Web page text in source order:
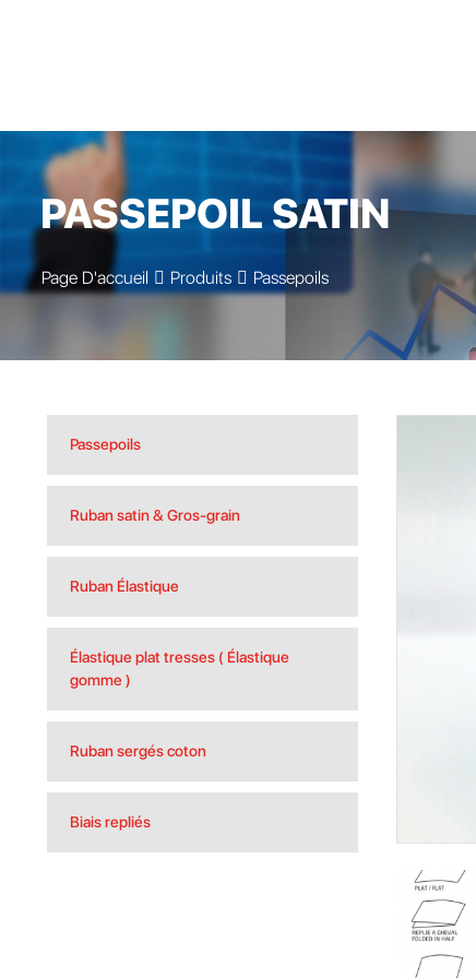
PASSEPOIL SATIN
Page D'accueil Produits Passepoils
Passepoils
Ruban satin & Gros-grain
Ruban Élastique
Élastique plat tresses ( Élastique
gomme )
Ruban sergés coton
Biais repliés